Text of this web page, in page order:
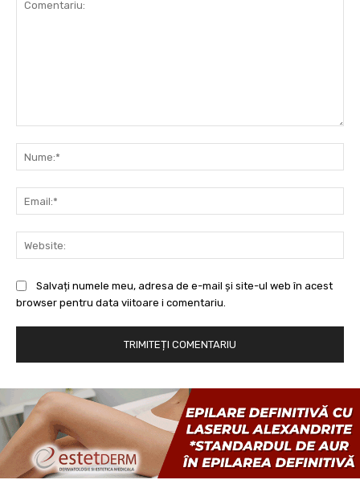
Salvați numele meu, adresa de e-mail și site-ul web în acest
browser pentru data viitoare i comentariu.